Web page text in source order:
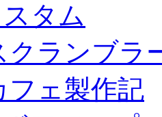
タム
クランブラ
フェ製作記